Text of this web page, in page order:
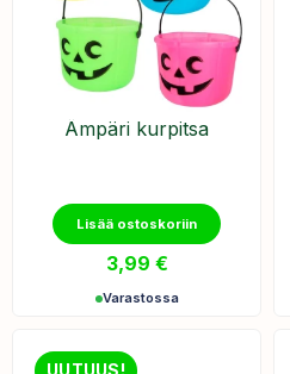
Ämpäri kurpitsa
Lisää ostoskoriin
3,99 €
Varastossa